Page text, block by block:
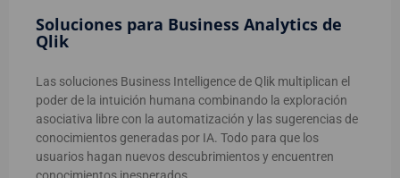
Soluciones para Business Analytics de
Qlik
Las soluciones Business Intelligence de Qlik multiplican el
poder de la intuición humana combinando la exploración
asociativa libre con la automatización y las sugerencias de
conocimientos generadas por IA. Todo para que los
usuarios hagan nuevos descubrimientos y encuentren
conocimientos inesperados.